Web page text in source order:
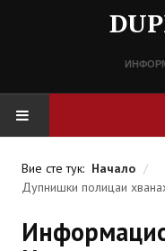
Вие сте тук: Начало /
Дупнишки полицаи